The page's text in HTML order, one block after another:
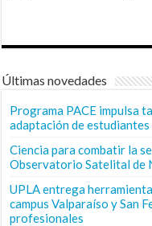
Últimas novedades
Programa PACE impulsa
adaptación de
Ciencia para combatir la
Observatorio Satelital de
UPLA entrega
campus Valparaíso y San
profesionales